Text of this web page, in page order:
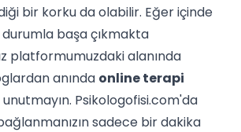
bir korku da olabilir. Eğer içinde
başa çıkmakta
platformumuzdaki alanında
anında online terapi
Psikologofisi.com'da
sadece bir dakika